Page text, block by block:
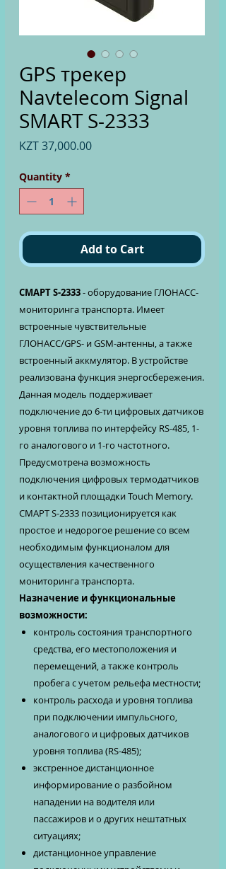
GPS трекер
Navtelecom Signal
SMART S-2333
KZT 37,000.00Price
Quantity *
Add to Cart
СМАРТ S-2333- оборудование ГЛОНАСС-
мониторинга транспорта. Имеет
встроенные чувствительные
ГЛОНАСС/GPS- и GSM-антенны, а также
встроенный аккмулятор. В устройстве
реализована функция энергосбережения.
Данная модель поддерживает
подключение до 6-ти цифровых датчиков
уровня топлива по интерфейсу RS-485, 1-
го аналогового и 1-го частотного.
Предусмотрена возможность
подключения цифровых термодатчиков
и контактной площадки Touch Memory.
СМАРТ S-2333 позиционируется как
простое и недорогое решение со всем
необходимым функционалом для
осуществления качественного
мониторинга транспорта.
Назначение и функциональные
возможности:
контроль состояния транспортного
средства, его местоположения и
перемещений, а также контроль
пробега с учетом рельефа местности;
контроль расхода и уровня топлива
при подключении импульсного,
аналогового и цифровых датчиков
уровня топлива (RS-485);
экстренное дистанционное
информирование о разбойном
нападении на водителя или
пассажиров и о других нештатных
ситуациях;
дистанционное управление